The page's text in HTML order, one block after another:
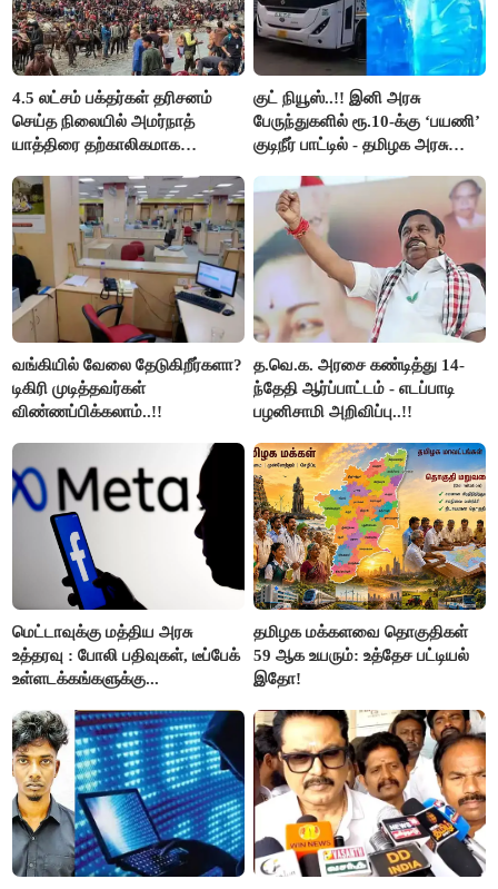
4.5 லட்சம் பக்தர்கள் தரிசனம்
செய்த நிலையில் அமர்நாத்
யாத்திரை தற்காலிகமாக
குட் நியூஸ்..!! இனி அரசு
பேருந்துகளில் ரூ.10-க்கு ‘பயணி’
குடிநீர் பாட்டில் - தமிழக அரசு
வங்கியில் வேலை தேடுகிறீர்களா?
டிகிரி முடித்தவர்கள்
விண்ணப்பிக்கலாம்..!!
த.வெ.க. அரசை கண்டித்து 14-
ந்தேதி ஆர்ப்பாட்டம் - எடப்பாடி
பழனிசாமி அறிவிப்பு..!!
மெட்டாவுக்கு மத்திய அரசு
உத்தரவு : போலி பதிவுகள், டீப்பேக்
உள்ளடக்கங்களுக்கு...
தமிழக மக்களவை தொகுதிகள்
59 ஆக உயரும்: உத்தேச பட்டியல்
இதோ!